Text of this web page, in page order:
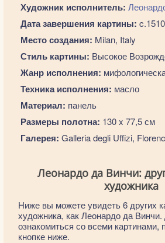
Художник исполнитель:
Дата завершения картины: c.1510
Место создания: Milan, Italy
Стиль картины: Высокое
Жанр исполнения:
Техника исполнения: масло
Материал: панель
Размеры полотна: 130 x 77,5 см
Галерея: Galleria degli Uffizi,
Леонардо да Винчи:
художника
Ниже вы можете увидеть 6 других
художника, как Леонардо да Винчи.
ознакомиться со всеми картинами,
кнопке ниже.